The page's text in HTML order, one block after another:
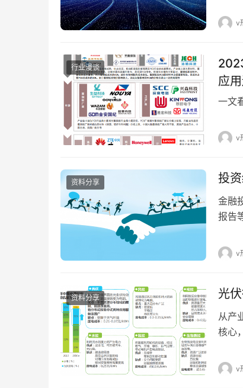
v
行业漫谈
应
一文
v
资料分享 投
金融
报告
v
资料分享 光
从产
核心
v